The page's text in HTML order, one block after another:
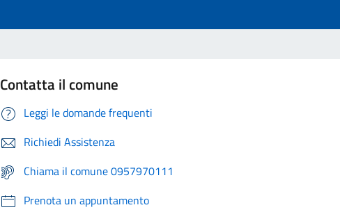
Contatta il comune
Leggi le domande frequenti
Richiedi Assistenza
Chiama il comune 0957970111
Prenota un appuntamento